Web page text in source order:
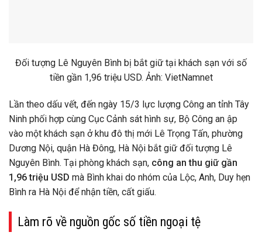
Đối tượng Lê Nguyên Bình bị bắt giữ tại khách sạn với số
tiền gần 1,96 triệu USD. Ảnh: VietNamnet
Lần theo dấu vết, đến ngày 15/3 lực lượng Công an tỉnh Tây
Ninh phối hợp cùng Cục Cảnh sát hình sự, Bộ Công an ập
vào một khách sạn ở khu đô thị mới Lê Trọng Tấn, phường
Dương Nội, quận Hà Đông, Hà Nội bắt giữ đối tượng Lê
Nguyên Bình. Tại phòng khách sạn, công an thu giữ gần
1,96 triệu USD mà Bình khai do nhóm của Lộc, Anh, Duy hẹn
Bình ra Hà Nội để nhận tiền, cất giấu.
Làm rõ về nguồn gốc số tiền ngoại tệ